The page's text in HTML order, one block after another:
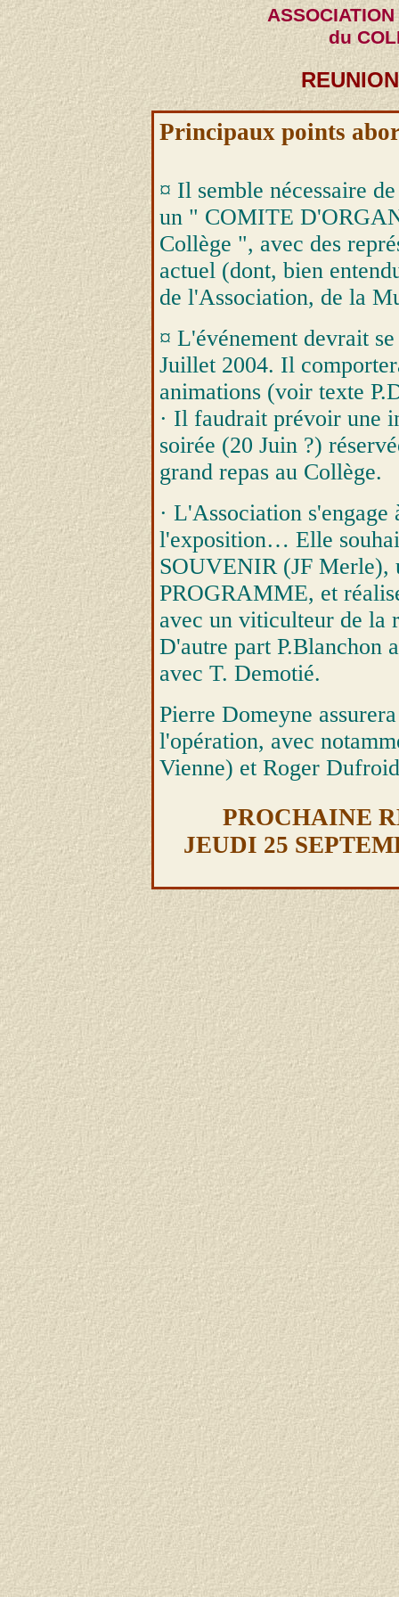
du
Principaux points
¤ Il semble nécessaire
un " COMITE
Collège ", avec des
actuel (dont, bien
de l'Association, de la
¤ L'événement devrait
Juillet 2004. Il
animations (voir texte
· Il faudrait prévoir une
soirée (20 Juin ?)
grand repas au Collège.
· L'Association
l'exposition… Elle
SOUVENIR (JF Merle),
PROGRAMME, et
avec un viticulteur de la
D'autre part P.Blanchon
avec T. Demotié.
Pierre Domeyne
l'opération, avec
Vienne) et Roger
PROCHAINE
JEUDI 25